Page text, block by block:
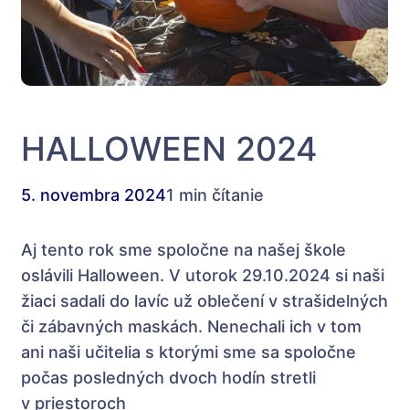
HALLOWEEN 2024
5. novembra 20241 min čítanie
Aj tento rok sme spoločne na našej škole
oslávili Halloween. V utorok 29.10.2024 si naši
žiaci sadali do lavíc už oblečení v strašidelných
či zábavných maskách. Nenechali ich v tom
ani naši učitelia s ktorými sme sa spoločne
počas posledných dvoch hodín stretli
v priestoroch